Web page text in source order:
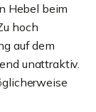
Hebel beim
hoch
auf dem
unattraktiv.